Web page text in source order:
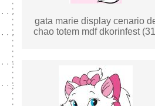
gata marie display cenario
chao totem mdf dkorinfest